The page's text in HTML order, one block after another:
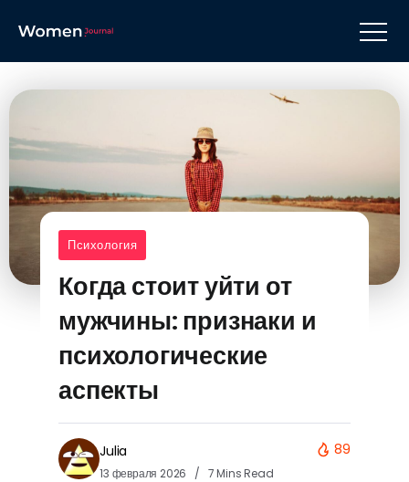
Психология
Когда стоит уйти от
мужчины: признаки и
психологические
аспекты
Julia
13 февраля 2026 7 Mins Read
89